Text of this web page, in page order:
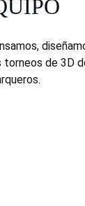
torneos de 3D